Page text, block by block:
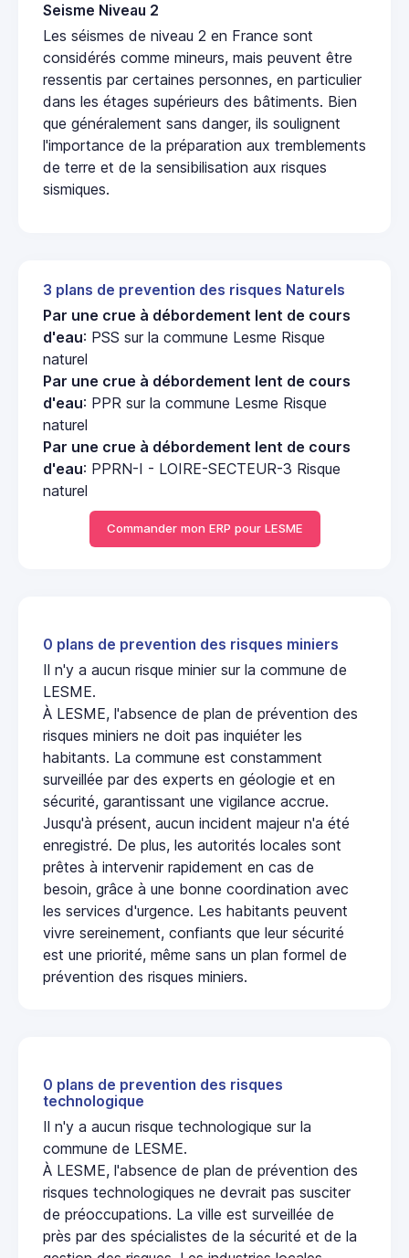
Seisme Niveau 2
Les séismes de niveau 2 en France sont
considérés comme mineurs, mais peuvent être
ressentis par certaines personnes, en particulier
dans les étages supérieurs des bâtiments. Bien
que généralement sans danger, ils soulignent
l'importance de la préparation aux tremblements
de terre et de la sensibilisation aux risques
sismiques.
3 plans de prevention des risques Naturels
Par une crue à débordement lent de cours
d'eau: PSS sur la commune Lesme Risque
naturel
Par une crue à débordement lent de cours
d'eau: PPR sur la commune Lesme Risque
naturel
Par une crue à débordement lent de cours
d'eau: PPRN-I - LOIRE-SECTEUR-3 Risque
naturel
Commander mon ERP pour LESME
0 plans de prevention des risques miniers
Il n'y a aucun risque minier sur la commune de
LESME.
À LESME, l'absence de plan de prévention des
risques miniers ne doit pas inquiéter les
habitants. La commune est constamment
surveillée par des experts en géologie et en
sécurité, garantissant une vigilance accrue.
Jusqu'à présent, aucun incident majeur n'a été
enregistré. De plus, les autorités locales sont
prêtes à intervenir rapidement en cas de
besoin, grâce à une bonne coordination avec
les services d'urgence. Les habitants peuvent
vivre sereinement, confiants que leur sécurité
est une priorité, même sans un plan formel de
prévention des risques miniers.
0 plans de prevention des risques
technologique
Il n'y a aucun risque technologique sur la
commune de LESME.
À LESME, l'absence de plan de prévention des
risques technologiques ne devrait pas susciter
de préoccupations. La ville est surveillée de
près par des spécialistes de la sécurité et de la